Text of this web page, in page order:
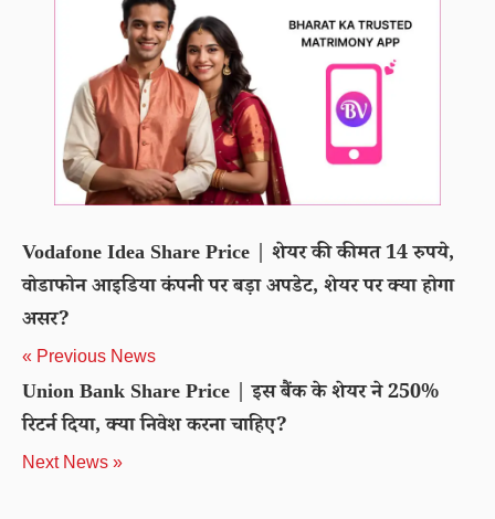
Vodafone Idea Share Price | शेयर की कीमत 14 रुपये,
वोडाफोन आइडिया कंपनी पर बड़ा अपडेट, शेयर पर क्या होगा
असर?
« Previous News
Union Bank Share Price | इस बैंक के शेयर ने 250%
रिटर्न दिया, क्या निवेश करना चाहिए?
Next News »